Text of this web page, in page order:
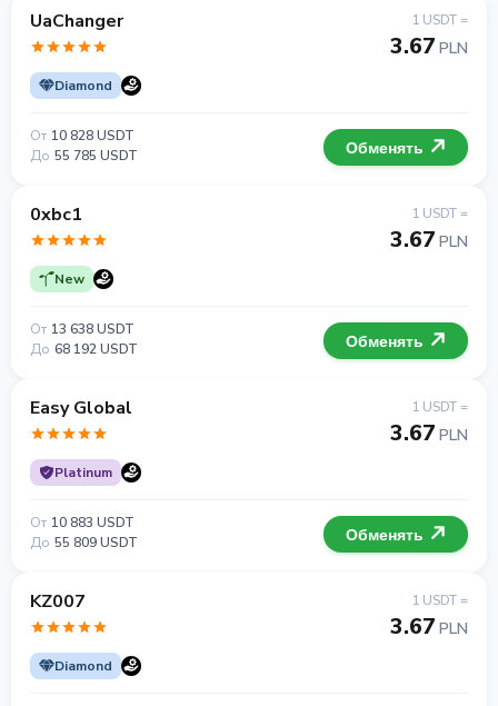
UaChanger
Diamond
1 USDT =
3.67 PLN
От 10 828 USDT
До 55 785 USDT Обменять
0xbc1
New
1 USDT =
3.67 PLN
От 13 638 USDT
До 68 192 USDT Обменять
Easy Global
Platinum
1 USDT =
3.67 PLN
От 10 883 USDT
До 55 809 USDT Обменять
KZ007
Diamond
1 USDT =
3.67 PLN